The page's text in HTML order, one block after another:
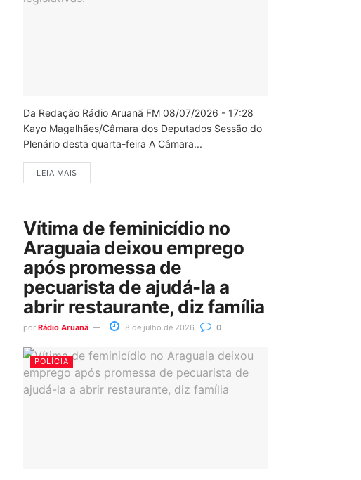
Da Redação Rádio Aruanã FM 08/07/2026 - 17:28
Kayo Magalhães/Câmara dos Deputados Sessão do
Plenário desta quarta-feira A Câmara...
LEIA MAIS
Vítima de feminicídio no
Araguaia deixou emprego
após promessa de
pecuarista de ajudá-la a
abrir restaurante, diz família
por Rádio Aruanã 8 de julho de 2026 0
POLÍCIA